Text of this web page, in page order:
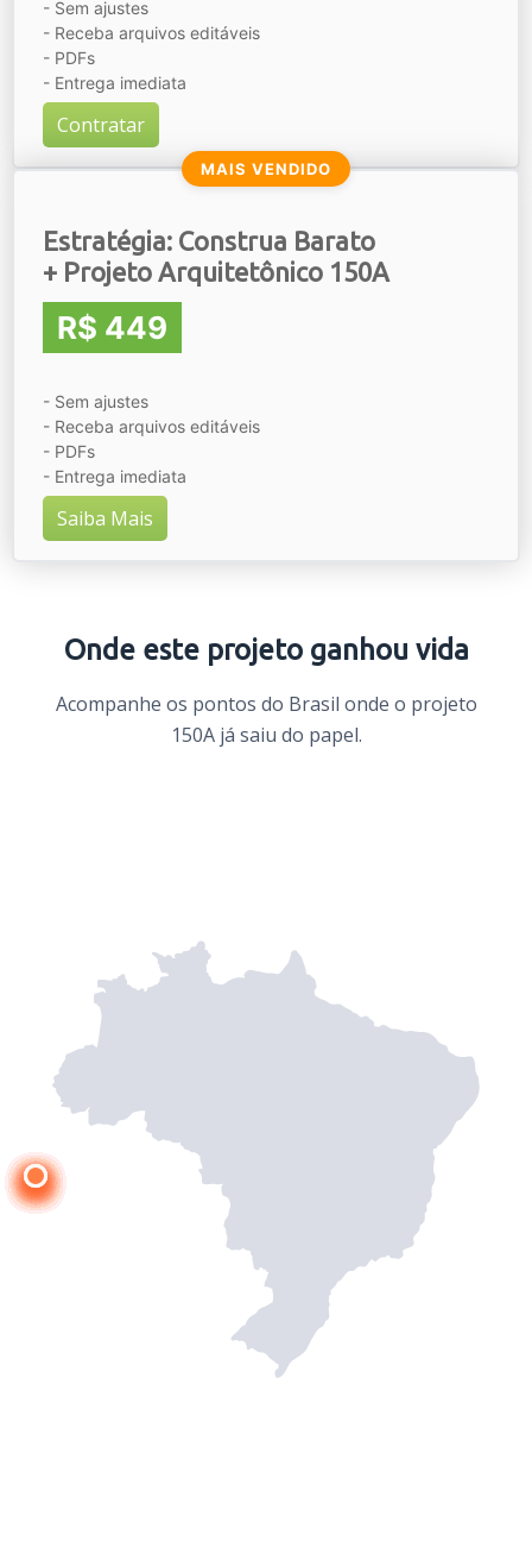
- Sem ajustes
- Receba arquivos editáveis
- PDFs
- Entrega imediata
Contratar
MAIS VENDIDO
Estratégia: Construa Barato
+ Projeto Arquitetônico 150A
R$ 449
- Sem ajustes
- Receba arquivos editáveis
- PDFs
- Entrega imediata
Saiba Mais
Onde este projeto ganhou vida
Acompanhe os pontos do Brasil onde o projeto
150A já saiu do papel.